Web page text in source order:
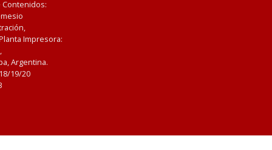
Impresora:
Argentina.
19/20